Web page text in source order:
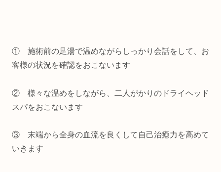
① 施術前の足湯で温めながらしっかり会話をして、お
客様の状況を確認をおこないます
② 様々な温めをしながら、二人がかりのドライヘッド
スパをおこないます
③ 末端から全身の血流を良くして自己治癒力を高めて
いきます